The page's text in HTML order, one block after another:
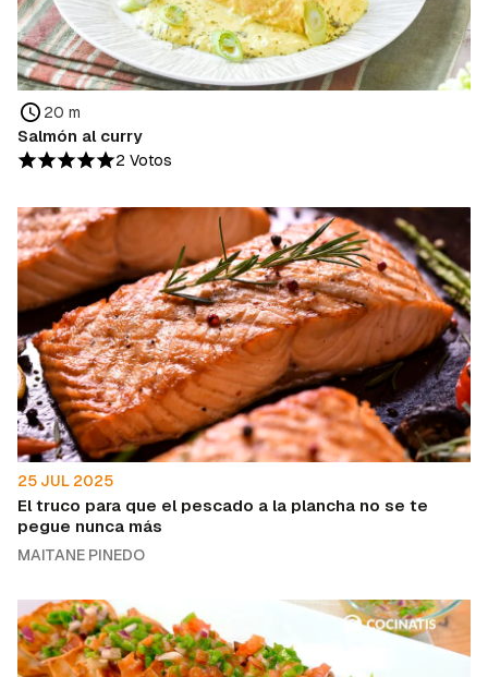
20 m
Salmón al curry
2 Votos
25 JUL 2025
El truco para que el pescado a la plancha no se te
pegue nunca más
MAITANE PINEDO